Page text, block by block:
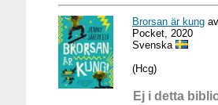
Brorsan är kung
Pocket, 2020
Svenska
(Hcg)
Ej i detta